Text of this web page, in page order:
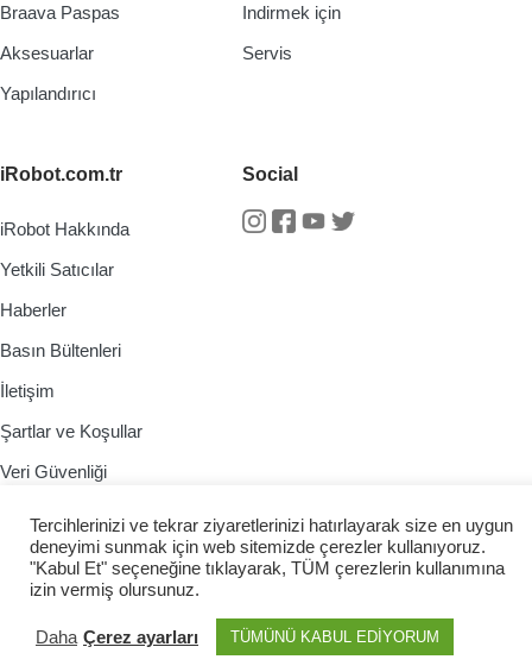
Braava Paspas
Aksesuarlar
Yapılandırıcı
Indirmek için
Servis
iRobot.com.tr
iRobot Hakkında
Yetkili Satıcılar
Haberler
Basın Bültenleri
İletişim
Şartlar ve Koşullar
Veri Güvenliği
Social
Instagram
Facebook
Youtube
© 2026 irobot.cz All Rights Reserved
Webdesign by
Kennymax Visual Designer
Tercihlerinizi ve tekrar ziyaretlerinizi hatırlayarak size en uygun
deneyimi sunmak için web sitemizde çerezler kullanıyoruz.
"Kabul Et" seçeneğine tıklayarak, TÜM çerezlerin kullanımına
izin vermiş olursunuz.
Daha Çerez ayarları TÜMÜNÜ KABUL EDİYORUM